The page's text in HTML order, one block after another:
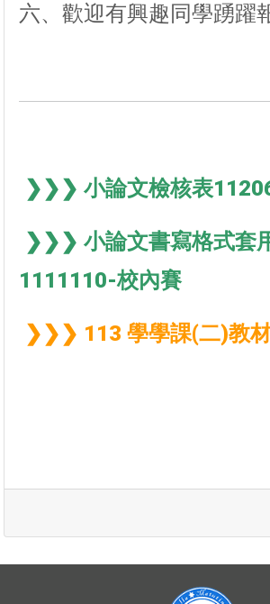
六、歡迎有興趣同學踴躍
❯❯❯ 小論文檢核表
❯❯❯ 小論文書寫格式套
1111110-校內賽
❯❯❯ 113 學學課(二)教